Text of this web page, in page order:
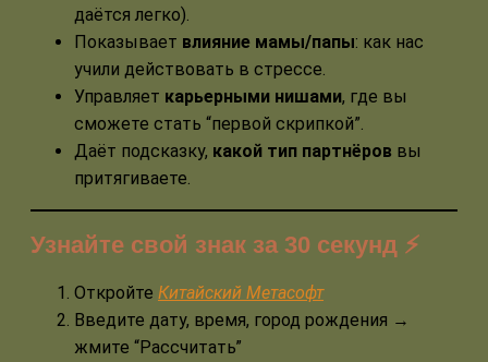
даётся легко).
Показывает влияние мамы/папы: как нас
учили действовать в стрессе.
Управляет карьерными нишами, где вы
сможете стать “первой скрипкой”.
Даёт подсказку, какой тип партнёров вы
притягиваете.
Узнайте свой знак за 30 секунд ⚡️
Откройте Китайский Метасофт
Введите дату, время, город рождения →
жмите “Рассчитать”